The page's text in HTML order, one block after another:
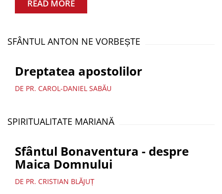
READ MORE
SFÂNTUL ANTON NE VORBEȘTE
Dreptatea apostolilor
DE PR. CAROL-DANIEL SABĂU
SPIRITUALITATE MARIANĂ
Sfântul Bonaventura - despre
Maica Domnului
DE PR. CRISTIAN BLĂJUȚ